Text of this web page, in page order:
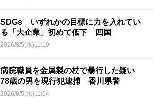
SDGs いずれかの目標に力を入れてい
る「大企業」初めて低下 四国
2026/8/5(水)11:19
病院職員を金属製の杖で暴行した疑い
78歳の男を現行犯逮捕 香川県警
2026/8/5(水)11:04